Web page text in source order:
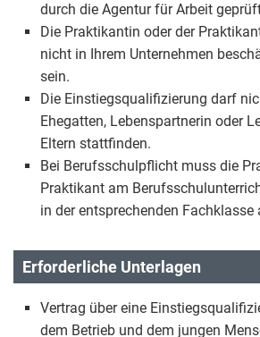
durch die Agentur für Arbeit
Die Praktikantin oder der
nicht in Ihrem Unternehmen
sein.
Die Einstiegsqualifizierung darf
Ehegatten, Lebenspartnerin oder
Eltern stattfinden.
Bei Berufsschulpflicht muss die
Praktikant am
in der entsprechenden Fachklasse
Erforderliche Unterlagen
Vertrag über eine
dem Betrieb und dem jungen